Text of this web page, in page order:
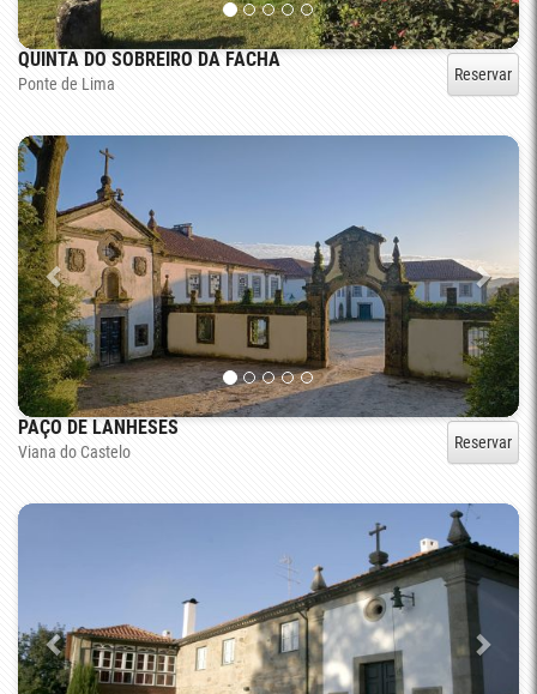
QUINTA DO SOBREIRO DA FACHA
Ponte de Lima Reservar
PAÇO DE LANHESES
Viana do Castelo Reservar